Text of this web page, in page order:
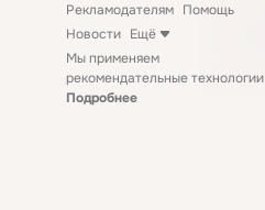
Рекламодателям Помощь
Новости Ещё
Мы применяем
рекомендательные технологии
Подробнее